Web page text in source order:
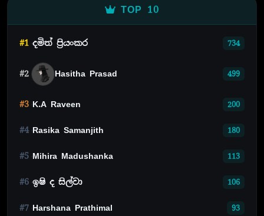
TOP 10
#1 දමිත් ප්‍රියංකර 734
#2 Hasitha Prasad 499
#3 K.A Raveen 200
#4 Rasika Samanjith 180
#5 Mihira Madushanka 113
#6 ඉෂි ද සිල්වා 106
#7 Harshana Prathimal 93